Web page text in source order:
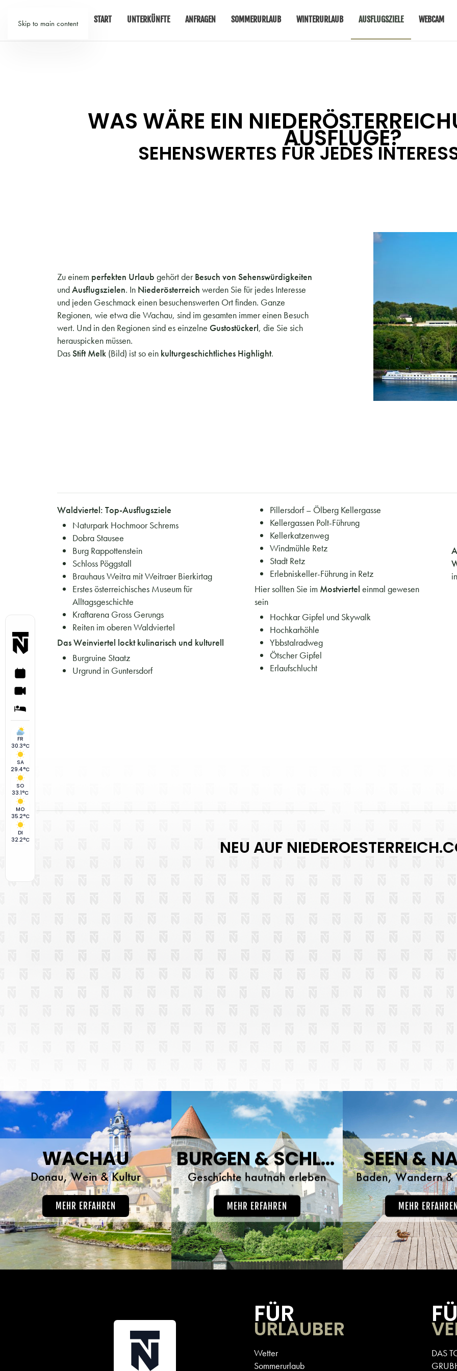
Skip to main content START UNTERKÜNFTE ANFRAGEN SOMMERURLAUB WINTERURLAUB AUSFLUGSZIELE WEBCAM
WAS WÄRE EIN
AUSFLÜGE?
SEHENSWERTES FÜR JEDES
Zu einem perfekten Urlaub gehört derBesuch von Sehenswürdigkeiten
undAusflugszielen. In Niederösterreich werden Sie für jedes Interesse
und jeden Geschmack einen besuchenswerten Ort finden. Ganze
Regionen, wie etwa die Wachau, sind im gesamten immer einen Besuch
wert. Und in den Regionen sind es einzelne Gustostückerl, die Sie sich
herauspicken müssen.
DasStift Melk (Bild) ist so ein kulturgeschichtliches Highlight.
Waldviertel: Top-Ausflugsziele
Naturpark Hochmoor Schrems
Dobra Stausee
Burg Rappottenstein
Schloss Pöggstall
Brauhaus Weitra mit Weitraer Bierkirtag
Erstes österreichisches Museum für
Alltagsgeschichte
Kraftarena Gross Gerungs
Reiten im oberen Waldviertel
Das Weinviertel lockt kulinarisch und kulturell
Burgruine Staatz
Urgrund in Guntersdorf
Pillersdorf – Ölberg Kellergasse
Kellergassen Polt-Führung
Kellerkatzenweg
Windmühle Retz
Stadt Retz
Erlebniskeller-Führung in Retz
Hier sollten Sie im Mostviertel einmal gewesen
sein
Hochkar Gipfel und Skywalk
Hochkarhöhle
Ybbstalradweg
Ötscher Gipfel
Erlaufschlucht
FR
30.3°C
SA
29.4°C
SO
33.1°C
MO
35.2°C
DI
32.2°C
NEU AUF
WACHAU
Donau, Wein & Kultur
MEHR ERFAHREN
BURGEN & SCHLÖSSER
Geschichte hautnah erleben
MEHR ERFAHREN
SEEN &
Baden, Wandern &
MEHR
FÜR
URLAUBER
Wetter
Sommerurlaub
DAS